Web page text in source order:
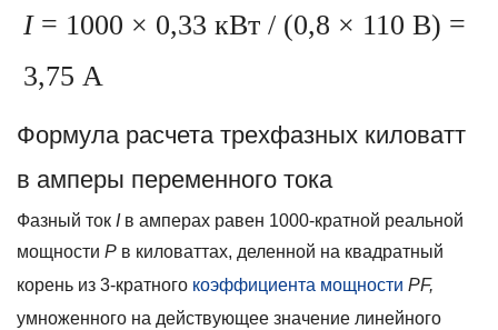
I= 1000 × 0,33 кВт / (0,8 × 110 В) =
3,75 А
Формула расчета трехфазных киловатт
в амперы переменного тока
Фазный ток Iв амперах равен 1000-кратной реальной
мощности P в киловаттах, деленной на квадратный
корень из 3-кратного коэффициента мощности PF,
умноженного на действующее значение линейного